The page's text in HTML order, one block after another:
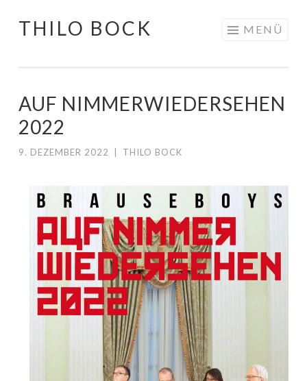
Springe
THILO BOCK MENÜ
AUF NIMMERWIEDERSEHEN
2022
9. DEZEMBER 2022 THILO BOCK